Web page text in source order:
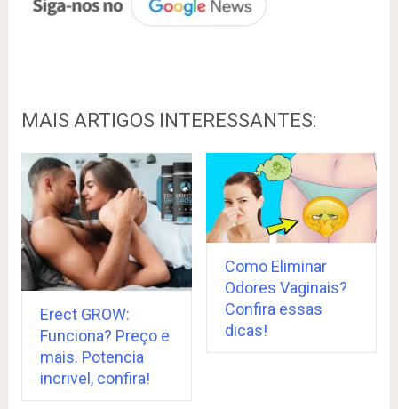
MAIS ARTIGOS INTERESSANTES:
Erect GROW:
Funciona? Preço e
mais. Potencia
incrivel, confira!
Como Eliminar
Odores Vaginais?
Confira essas
dicas!